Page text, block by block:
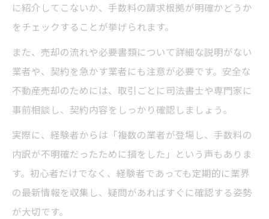
に紹介してこないか、手数料の請求根拠が明確かどうか
をチェックすることが挙げられます。
また、売却の流れや必要書類について詳細な説明がない
業者や、契約を急かす業者にも注意が必要です。安全な
不動産売却のためには、取引ごとに司法書士や専門家に
事前相談し、契約内容をしっかり確認しましょう。
実際に、経験者からは「複数の業者が登場し、手数料の
内訳が不明確だったために損をした」という声もありま
す。初心者だけでなく、経験者であっても定期的に業界
の最新情報を収集し、疑問があればすぐに確認する姿勢
が大切です。